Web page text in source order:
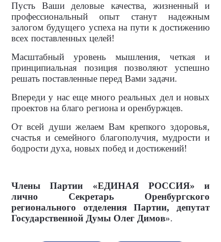
Пусть Ваши деловые качества, жизненный и
профессиональный опыт станут надежным
залогом будущего успеха на пути к достижению
всех поставленных целей!
Масштабный уровень мышления, четкая и
принципиальная позиция позволяют успешно
решать поставленные перед Вами задачи.
Впереди у нас еще много реальных дел и новых
проектов на благо региона и оренбуржцев.
От всей души желаем Вам крепкого здоровья,
счастья и семейного благополучия, мудрости и
бодрости духа, новых побед и достижений!
Члены Партии «ЕДИНАЯ РОССИЯ» и
лично Секретарь Оренбургского
регионального отделения Партии, депутат
Государственной Думы Олег Димов».